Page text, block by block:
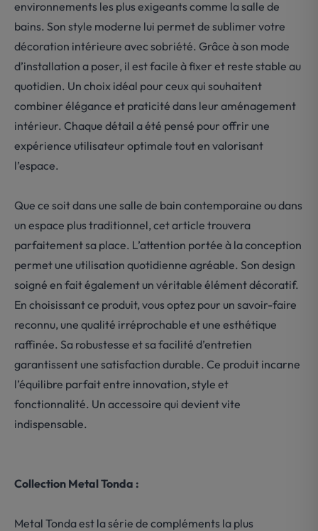
environnements les plus exigeants comme la salle de
bains. Son style moderne lui permet de sublimer votre
décoration intérieure avec sobriété. Grâce à son mode
d’installation a poser, il est facile à fixer et reste stable au
quotidien. Un choix idéal pour ceux qui souhaitent
combiner élégance et praticité dans leur aménagement
intérieur. Chaque détail a été pensé pour offrir une
expérience utilisateur optimale tout en valorisant
l’espace.
Que ce soit dans une salle de bain contemporaine ou dans
un espace plus traditionnel, cet article trouvera
parfaitement sa place. L’attention portée à la conception
permet une utilisation quotidienne agréable. Son design
soigné en fait également un véritable élément décoratif.
En choisissant ce produit, vous optez pour un savoir-faire
reconnu, une qualité irréprochable et une esthétique
raffinée. Sa robustesse et sa facilité d’entretien
garantissent une satisfaction durable. Ce produit incarne
l’équilibre parfait entre innovation, style et
fonctionnalité. Un accessoire qui devient vite
indispensable.
Collection Metal Tonda :
Metal Tonda est la série de compléments la plus